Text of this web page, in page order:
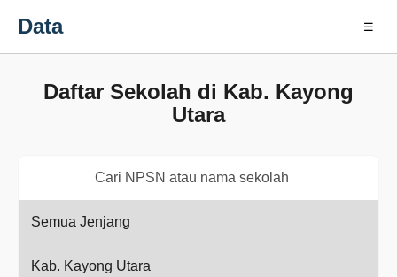
Data ☰
Daftar Sekolah di Kab. Kayong
Utara